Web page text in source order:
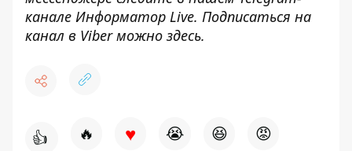
канале Информатор Live. Подписаться на
канал в Viber можно здесь.
👍 🔥 ♥ 😭 😆 😡